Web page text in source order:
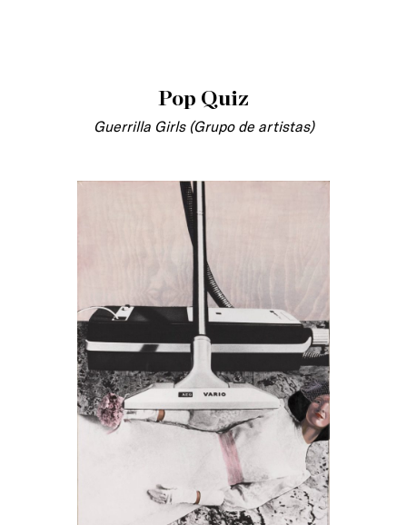
Pop Quiz
Guerrilla Girls (Grupo de artistas)